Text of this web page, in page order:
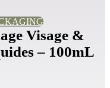
Visage &
– 100mL